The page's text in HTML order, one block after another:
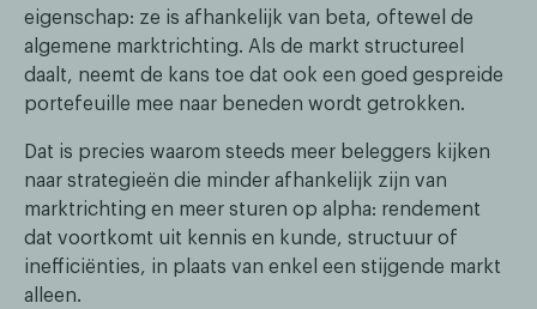
eigenschap: ze is afhankelijk van beta, oftewel de
algemene marktrichting. Als de markt structureel
daalt, neemt de kans toe dat ook een goed gespreide
portefeuille mee naar beneden wordt getrokken.
Dat is precies waarom steeds meer beleggers kijken
naar strategieën die minder afhankelijk zijn van
marktrichting en meer sturen op alpha: rendement
dat voortkomt uit kennis en kunde, structuur of
inefficiënties, in plaats van enkel een stijgende markt
alleen.